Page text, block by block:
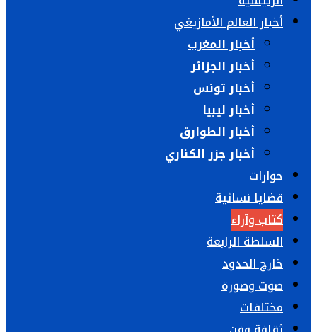
أخبار العالم الأمازيغي
أخبار المغرب
أخبار الجزائر
أخبار تونس
أخبار ليبيا
أخبار الطوارق
أخبار جزر الكناري
حوارات
قضايا نسائية
كتاب وآراء
السلطة الرابعة
خارج الحدود
صوت وصورة
مختلفات